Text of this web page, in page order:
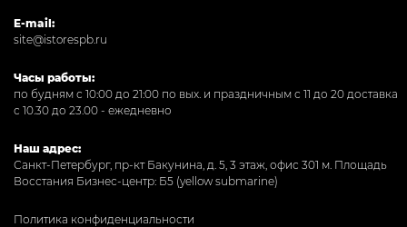
E-mail:
site@istorespb.ru
Часы работы:
по будням с 10:00 до 21:00 по вых. и праздничным с 11 до 20 доставка
с 10.30 до 23.00 - ежедневно
Наш адрес:
Санкт-Петербург, пр-кт Бакунина, д. 5, 3 этаж, офис 301 м. Площадь
Восстания Бизнес-центр: Б5 (yellow submarine)
Политика конфиденциальности